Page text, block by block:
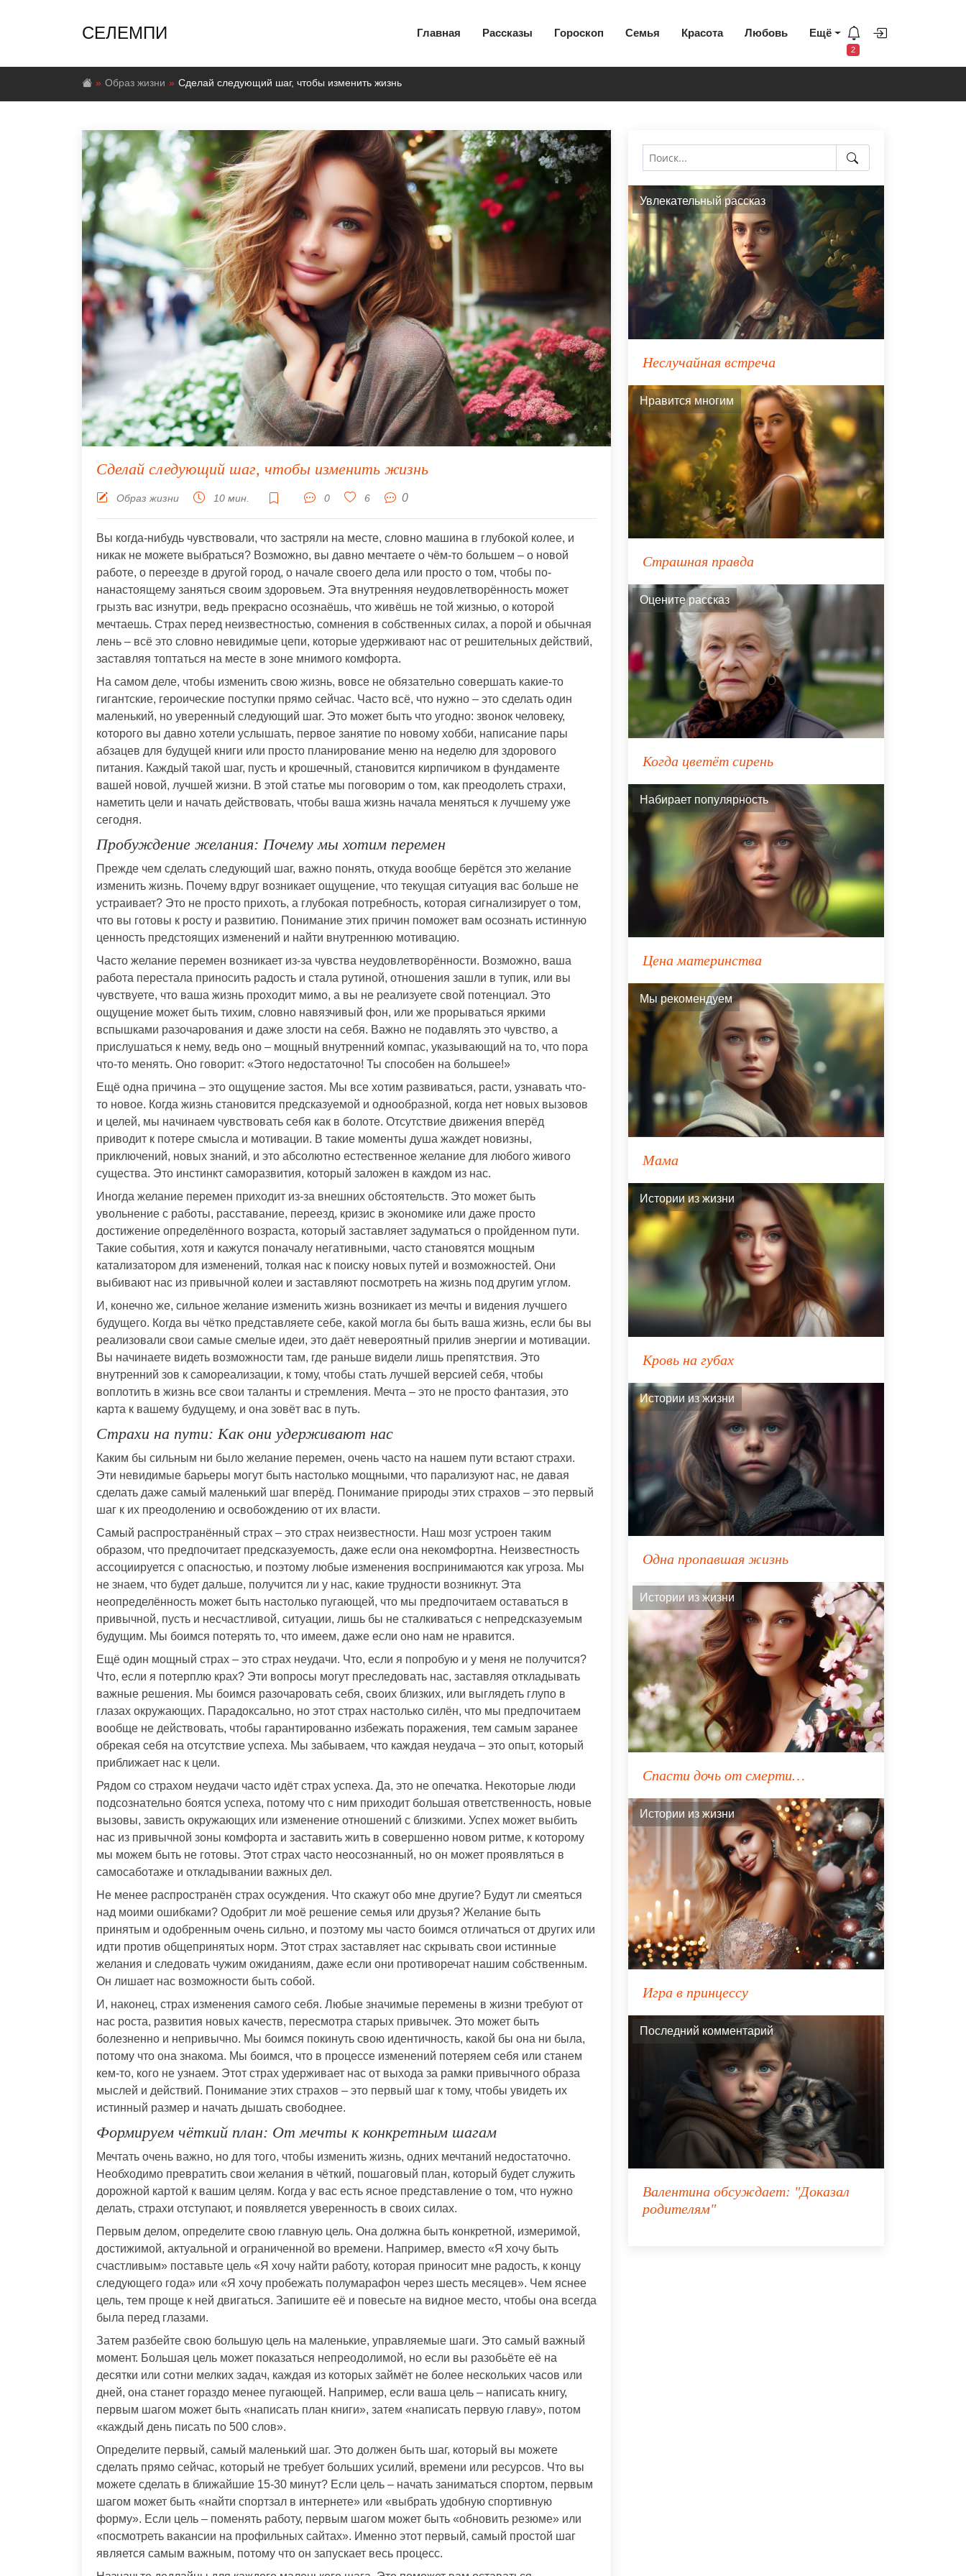
СЕЛЕМПИ Главная Рассказы Гороскоп Семья Красота Любовь Ещё
2
Образ жизни Сделай следующий шаг, чтобы изменить жизнь
Сделай следующий шаг, чтобы изменить жизнь
Образ жизни 10 мин. 0 6 0
Вы когда-нибудь чувствовали, что застряли на месте, словно машина в глубокой колее, и
никак не можете выбраться? Возможно, вы давно мечтаете о чём-то большем – о новой
работе, о переезде в другой город, о начале своего дела или просто о том, чтобы по-
нанастоящему заняться своим здоровьем. Эта внутренняя неудовлетворённость может
грызть вас изнутри, ведь прекрасно осознаёшь, что живёшь не той жизнью, о которой
мечтаешь. Страх перед неизвестностью, сомнения в собственных силах, а порой и обычная
лень – всё это словно невидимые цепи, которые удерживают нас от решительных действий,
заставляя топтаться на месте в зоне мнимого комфорта.
На самом деле, чтобы изменить свою жизнь, вовсе не обязательно совершать какие-то
гигантские, героические поступки прямо сейчас. Часто всё, что нужно – это сделать один
маленький, но уверенный следующий шаг. Это может быть что угодно: звонок человеку,
которого вы давно хотели услышать, первое занятие по новому хобби, написание пары
абзацев для будущей книги или просто планирование меню на неделю для здорового
питания. Каждый такой шаг, пусть и крошечный, становится кирпичиком в фундаменте
вашей новой, лучшей жизни. В этой статье мы поговорим о том, как преодолеть страхи,
наметить цели и начать действовать, чтобы ваша жизнь начала меняться к лучшему уже
сегодня.
Пробуждение желания: Почему мы хотим перемен
Прежде чем сделать следующий шаг, важно понять, откуда вообще берётся это желание
изменить жизнь. Почему вдруг возникает ощущение, что текущая ситуация вас больше не
устраивает? Это не просто прихоть, а глубокая потребность, которая сигнализирует о том,
что вы готовы к росту и развитию. Понимание этих причин поможет вам осознать истинную
ценность предстоящих изменений и найти внутреннюю мотивацию.
Часто желание перемен возникает из-за чувства неудовлетворённости. Возможно, ваша
работа перестала приносить радость и стала рутиной, отношения зашли в тупик, или вы
чувствуете, что ваша жизнь проходит мимо, а вы не реализуете свой потенциал. Это
ощущение может быть тихим, словно навязчивый фон, или же прорываться яркими
вспышками разочарования и даже злости на себя. Важно не подавлять это чувство, а
прислушаться к нему, ведь оно – мощный внутренний компас, указывающий на то, что пора
что-то менять. Оно говорит: «Этого недостаточно! Ты способен на большее!»
Ещё одна причина – это ощущение застоя. Мы все хотим развиваться, расти, узнавать что-
то новое. Когда жизнь становится предсказуемой и однообразной, когда нет новых вызовов
и целей, мы начинаем чувствовать себя как в болоте. Отсутствие движения вперёд
приводит к потере смысла и мотивации. В такие моменты душа жаждет новизны,
приключений, новых знаний, и это абсолютно естественное желание для любого живого
существа. Это инстинкт саморазвития, который заложен в каждом из нас.
Иногда желание перемен приходит из-за внешних обстоятельств. Это может быть
увольнение с работы, расставание, переезд, кризис в экономике или даже просто
достижение определённого возраста, который заставляет задуматься о пройденном пути.
Такие события, хотя и кажутся поначалу негативными, часто становятся мощным
катализатором для изменений, толкая нас к поиску новых путей и возможностей. Они
выбивают нас из привычной колеи и заставляют посмотреть на жизнь под другим углом.
И, конечно же, сильное желание изменить жизнь возникает из мечты и видения лучшего
будущего. Когда вы чётко представляете себе, какой могла бы быть ваша жизнь, если бы вы
реализовали свои самые смелые идеи, это даёт невероятный прилив энергии и мотивации.
Вы начинаете видеть возможности там, где раньше видели лишь препятствия. Это
внутренний зов к самореализации, к тому, чтобы стать лучшей версией себя, чтобы
воплотить в жизнь все свои таланты и стремления. Мечта – это не просто фантазия, это
карта к вашему будущему, и она зовёт вас в путь.
Страхи на пути: Как они удерживают нас
Каким бы сильным ни было желание перемен, очень часто на нашем пути встают страхи.
Эти невидимые барьеры могут быть настолько мощными, что парализуют нас, не давая
сделать даже самый маленький шаг вперёд. Понимание природы этих страхов – это первый
шаг к их преодолению и освобождению от их власти.
Самый распространённый страх – это страх неизвестности. Наш мозг устроен таким
образом, что предпочитает предсказуемость, даже если она некомфортна. Неизвестность
ассоциируется с опасностью, и поэтому любые изменения воспринимаются как угроза. Мы
не знаем, что будет дальше, получится ли у нас, какие трудности возникнут. Эта
неопределённость может быть настолько пугающей, что мы предпочитаем оставаться в
привычной, пусть и несчастливой, ситуации, лишь бы не сталкиваться с непредсказуемым
будущим. Мы боимся потерять то, что имеем, даже если оно нам не нравится.
Ещё один мощный страх – это страх неудачи. Что, если я попробую и у меня не получится?
Что, если я потерплю крах? Эти вопросы могут преследовать нас, заставляя откладывать
важные решения. Мы боимся разочаровать себя, своих близких, или выглядеть глупо в
глазах окружающих. Парадоксально, но этот страх настолько силён, что мы предпочитаем
вообще не действовать, чтобы гарантированно избежать поражения, тем самым заранее
обрекая себя на отсутствие успеха. Мы забываем, что каждая неудача – это опыт, который
приближает нас к цели.
Рядом со страхом неудачи часто идёт страх успеха. Да, это не опечатка. Некоторые люди
подсознательно боятся успеха, потому что с ним приходит большая ответственность, новые
вызовы, зависть окружающих или изменение отношений с близкими. Успех может выбить
нас из привычной зоны комфорта и заставить жить в совершенно новом ритме, к которому
мы можем быть не готовы. Этот страх часто неосознанный, но он может проявляться в
самосаботаже и откладывании важных дел.
Не менее распространён страх осуждения. Что скажут обо мне другие? Будут ли смеяться
над моими ошибками? Одобрит ли моё решение семья или друзья? Желание быть
принятым и одобренным очень сильно, и поэтому мы часто боимся отличаться от других или
идти против общепринятых норм. Этот страх заставляет нас скрывать свои истинные
желания и следовать чужим ожиданиям, даже если они противоречат нашим собственным.
Он лишает нас возможности быть собой.
И, наконец, страх изменения самого себя. Любые значимые перемены в жизни требуют от
нас роста, развития новых качеств, пересмотра старых привычек. Это может быть
болезненно и непривычно. Мы боимся покинуть свою идентичность, какой бы она ни была,
потому что она знакома. Мы боимся, что в процессе изменений потеряем себя или станем
кем-то, кого не узнаем. Этот страх удерживает нас от выхода за рамки привычного образа
мыслей и действий. Понимание этих страхов – это первый шаг к тому, чтобы увидеть их
истинный размер и начать дышать свободнее.
Формируем чёткий план: От мечты к конкретным шагам
Мечтать очень важно, но для того, чтобы изменить жизнь, одних мечтаний недостаточно.
Необходимо превратить свои желания в чёткий, пошаговый план, который будет служить
дорожной картой к вашим целям. Когда у вас есть ясное представление о том, что нужно
делать, страхи отступают, и появляется уверенность в своих силах.
Первым делом, определите свою главную цель. Она должна быть конкретной, измеримой,
достижимой, актуальной и ограниченной во времени. Например, вместо «Я хочу быть
счастливым» поставьте цель «Я хочу найти работу, которая приносит мне радость, к концу
следующего года» или «Я хочу пробежать полумарафон через шесть месяцев». Чем яснее
цель, тем проще к ней двигаться. Запишите её и повесьте на видное место, чтобы она всегда
была перед глазами.
Затем разбейте свою большую цель на маленькие, управляемые шаги. Это самый важный
момент. Большая цель может показаться непреодолимой, но если вы разобьёте её на
десятки или сотни мелких задач, каждая из которых займёт не более нескольких часов или
дней, она станет гораздо менее пугающей. Например, если ваша цель – написать книгу,
первым шагом может быть «написать план книги», затем «написать первую главу», потом
«каждый день писать по 500 слов».
Определите первый, самый маленький шаг. Это должен быть шаг, который вы можете
сделать прямо сейчас, который не требует больших усилий, времени или ресурсов. Что вы
можете сделать в ближайшие 15-30 минут? Если цель – начать заниматься спортом, первым
шагом может быть «найти спортзал в интернете» или «выбрать удобную спортивную
форму». Если цель – поменять работу, первым шагом может быть «обновить резюме» или
«посмотреть вакансии на профильных сайтах». Именно этот первый, самый простой шаг
является самым важным, потому что он запускает весь процесс.
Увлекательный рассказ
Неслучайная встреча
Нравится многим
Страшная правда
Оцените рассказ
Когда цветёт сирень
Набирает популярность
Цена материнства
Мы рекомендуем
Мама
Истории из жизни
Кровь на губах
Истории из жизни
Одна пропавшая жизнь
Истории из жизни
Спасти дочь от смерти…
Истории из жизни
Игра в принцессу
Последний комментарий
Валентина обсуждает: "Доказал
родителям"